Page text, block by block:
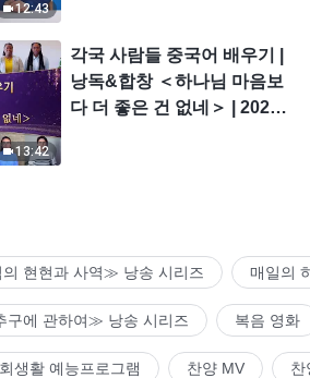
12:43
13:42
각국 사람들 중국어 배우기 |
낭독&합창 ＜하나님 마음보
다 더 좋은 건 없네＞ | 2026
현현과 사역≫ 낭송 시리즈 매일의
에 관하여≫ 낭송 시리즈 복음 영화
생활 예능프로그램 찬양 MV 찬